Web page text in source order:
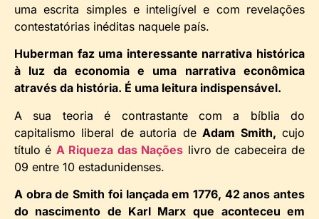
uma escrita simples e inteligível e com revelações
contestatórias inéditas naquele país.
Huberman faz uma interessante narrativa histórica
à luz da economia e uma narrativa econômica
através da história. É uma leitura indispensável.
A sua teoria é contrastante com a bíblia do
capitalismo liberal de autoria deAdam Smith, cujo
título é A Riqueza das Nações livro de cabeceira de
09 entre 10 estadunidenses.
A obra de Smith foi lançada em 1776, 42 anos antes
do nascimento de Karl Marx que aconteceu em